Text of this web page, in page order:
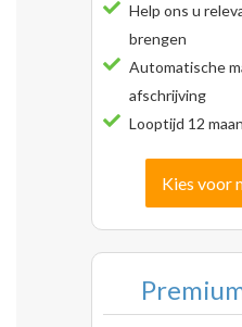
Help ons u
brengen
Automatische
afschrijving
Looptijd 12
Kies voor